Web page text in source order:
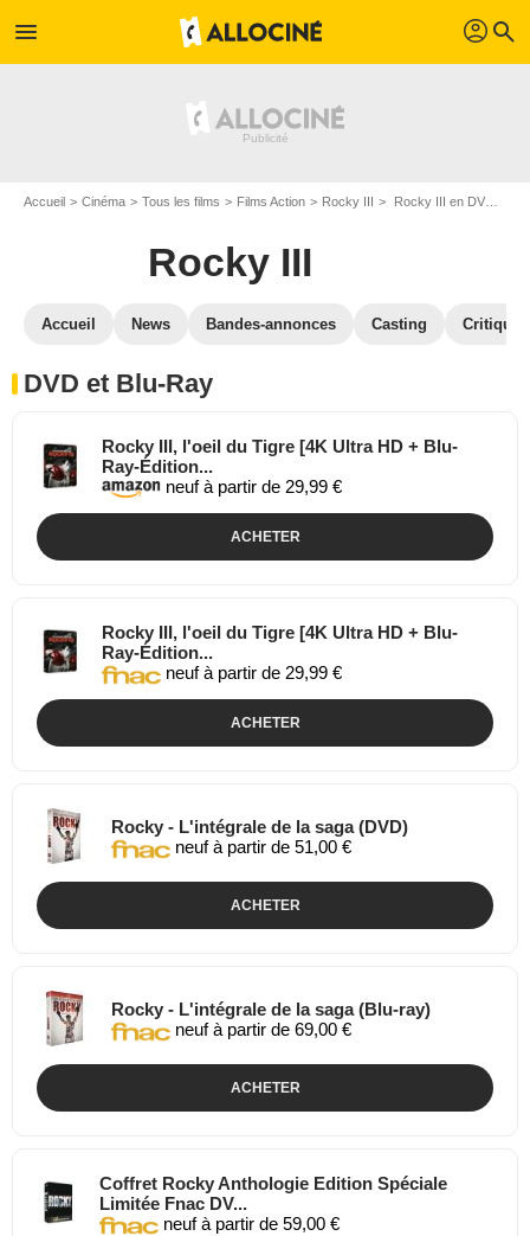
menu profil search
Accueil Cinéma Tous les films Films Action Rocky III Rocky III en DVD Blu Ray
Rocky III
Accueil News Bandes-annonces Casting
DVD et Blu-Ray
Rocky III, l'oeil du Tigre [4K Ultra HD + Blu-
Ray-Édition...
neuf à partir de 29,99 €
ACHETER
Rocky III, l'oeil du Tigre [4K Ultra HD + Blu-
Ray-Édition...
neuf à partir de 29,99 €
ACHETER
Rocky - L'intégrale de la saga (DVD)
neuf à partir de 51,00 €
ACHETER
Rocky - L'intégrale de la saga (Blu-ray)
neuf à partir de 69,00 €
ACHETER
Coffret Rocky Anthologie Edition Spéciale
Limitée Fnac DV...
neuf à partir de 59,00 €